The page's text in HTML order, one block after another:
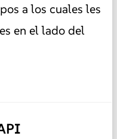
a los cuales les
en el lado del